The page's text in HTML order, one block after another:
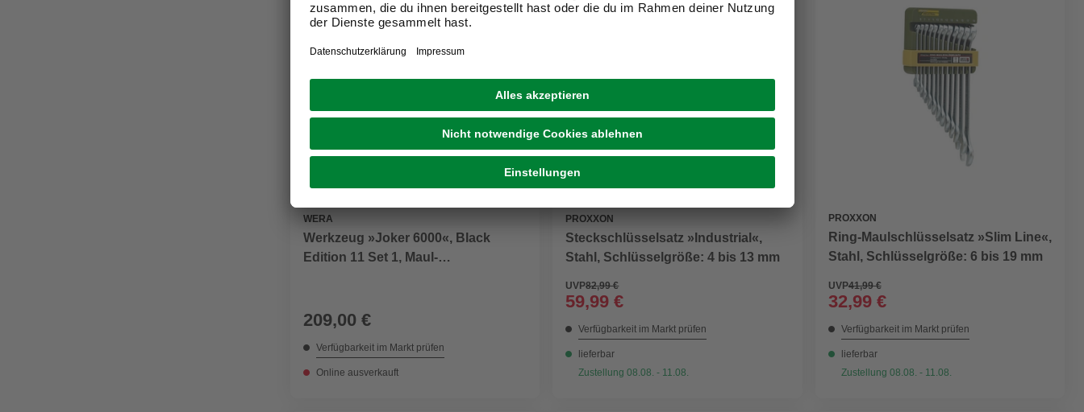
WERA
Werkzeug »Joker 6000«, Black
Edition 11 Set 1, Maul-
209,00 €
Verfügbarkeit im Markt prüfen
Online ausverkauft
PROXXON
Steckschlüsselsatz »Industrial«,
Stahl, Schlüsselgröße: 4 bis 13 mm
UVP82,99 €
59,99 €
Verfügbarkeit im Markt prüfen
lieferbar
Zustellung 08.08. - 11.08.
PROXXON
Ring-Maulschlüsselsatz »Slim Line«,
Stahl, Schlüsselgröße: 6 bis 19 mm
UVP41,99 €
32,99 €
Verfügbarkeit im Markt prüfen
lieferbar
Zustellung 08.08. - 11.08.